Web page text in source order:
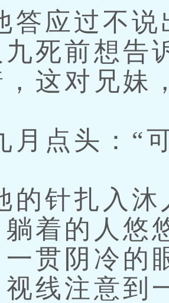
应过不说
九死前想告
，这对兄妹
点头：“
针扎入沐
躺着的人悠
一贯阴冷的
视线注意到